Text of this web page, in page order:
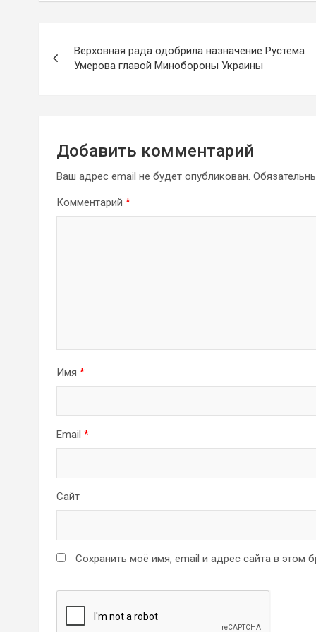
по
записям
Верховная рада одобрила назначение Рустема
Умерова главой Минобороны Украины
Добавить комментарий
Ваш адрес email не будет опубликован.
Комментарий *
Имя *
Email *
Сайт
Сохранить моё имя, email и адрес сайта в